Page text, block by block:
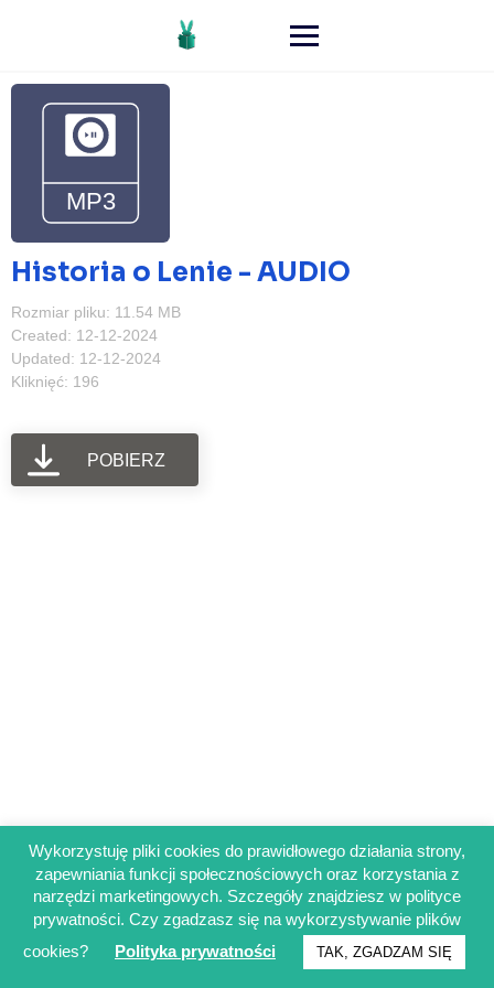
Historia o Lenie - AUDIO
Rozmiar pliku: 11.54 MB
Created: 12-12-2024
Updated: 12-12-2024
Kliknięć: 196
POBIERZ
Regulamin sklepu
Polityka prywatności
Obowiązek informacyjny RODO
© Francuskinotesik.pl 2025
Wykorzystuję pliki cookies do prawidłowego działania strony,
zapewniania funkcji społecznościowych oraz korzystania z
narzędzi marketingowych. Szczegóły znajdziesz w polityce
prywatności. Czy zgadzasz się na wykorzystywanie plików
cookies?
Polityka prywatności TAK, ZGADZAM SIĘ